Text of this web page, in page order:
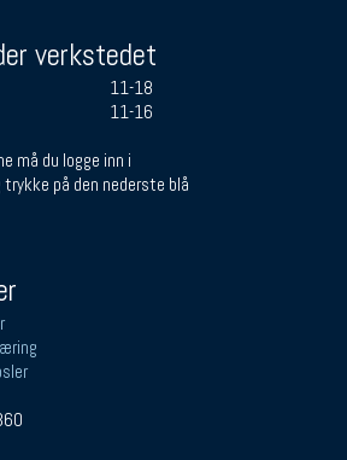
verkstedet
11-18
11-16
må du logge inn i
på den nederste blå